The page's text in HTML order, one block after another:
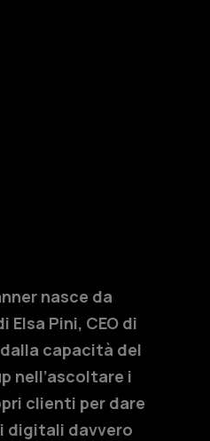
nasce da
Elsa Pini, CEO di
capacità del
nell’ascoltare i
clienti per dare
digitali davvero